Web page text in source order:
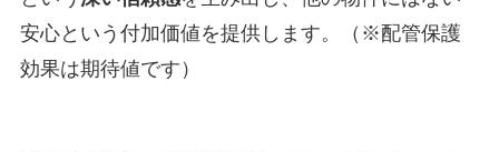
安心という付加価値を提供します。（※配管保護
効果は期待値です）